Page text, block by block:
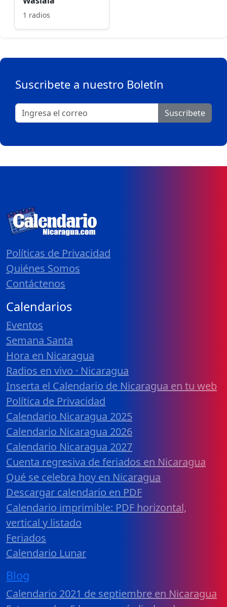
1 radios
Suscribete a nuestro Boletín
Suscribete
Políticas de Privacidad
Quiénes Somos
Contáctenos
Calendarios
Eventos
Semana Santa
Hora en Nicaragua
Radios en vivo · Nicaragua
Inserta el Calendario de Nicaragua en tu web
Política de Privacidad
Calendario Nicaragua 2025
Calendario Nicaragua 2026
Calendario Nicaragua 2027
Cuenta regresiva de feriados en Nicaragua
Qué se celebra hoy en Nicaragua
Descargar calendario en PDF
Calendario imprimible: PDF horizontal,
vertical y listado
Feriados
Calendario Lunar
Blog
Calendario 2021 de septiembre en Nicaragua